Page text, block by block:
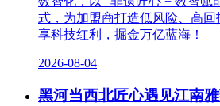
式，为加盟商打造低风险、高
享科技红利，掘金万亿蓝海！
2026-08-04
黑河当西北匠心遇见江南